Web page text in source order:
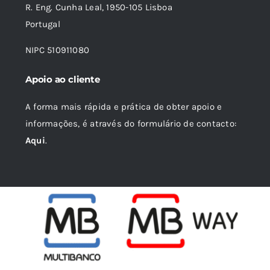
R. Eng. Cunha Leal, 1950-105 Lisboa
Portugal
NIPC 510911080
Apoio ao cliente
A forma mais rápida e prática de obter apoio e
informações, é através do formulário de contacto:
Aqui.